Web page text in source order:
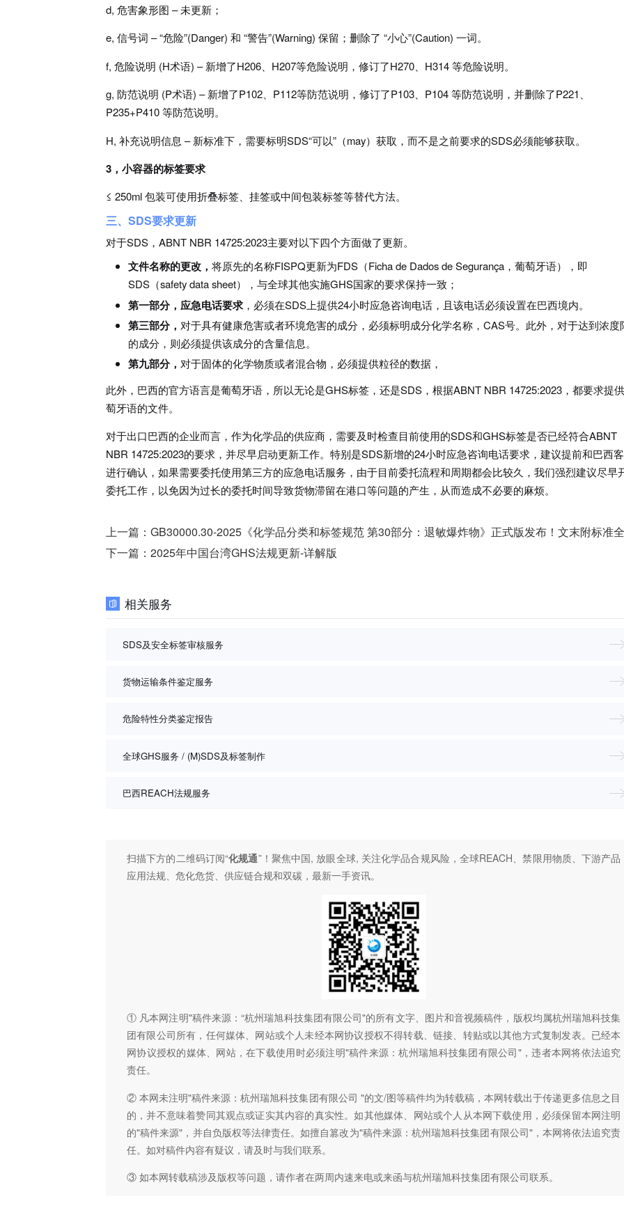
d, 危害象形图 – 未更新；
e, 信号词 – “危险”(Danger) 和 “警告”(Warning) 保留；删除了 “小心”(Caution) 一词。
f, 危险说明 (H术语) – 新增了H206、H207等危险说明，修订了H270、H314 等危险说明。
g, 防范说明 (P术语) – 新增了P102、P112等防范说明，修订了P103、P104 等防范说明，并删除了P221、
P235+P410 等防范说明。
H, 补充说明信息 – 新标准下，需要标明SDS“可以”（may）获取，而不是之前要求的SDS必须能够获取。
3，小容器的标签要求
≤ 250ml 包装可使用折叠标签、挂签或中间包装标签等替代方法。
三、 SDS要求更新
对于SDS，ABNT NBR 14725:2023主要对以下四个方面做了更新。
文件名称的更改， 将原先的名称FISPQ更新为FDS（Ficha de Dados de Segurança，葡萄牙语），即
SDS（safety data sheet），与全球其他实施GHS国家的要求保持一致；
第一部分，应急电话要求 ，必须在SDS上提供24小时应急咨询电话，且该电话必须设置在巴西境内。
第三部分， 对于具有健康危害或者环境危害的成分，必须标明成分化学名称，CAS号。此外，对于达到浓度
的成分，则必须提供该成分的含量信息。
第九部分， 对于固体的化学物质或者混合物，必须提供粒径的数据，
此外，巴西的官方语言是葡萄牙语，所以无论是GHS标签，还是SDS，根据ABNT NBR 14725:2023，都要求提
萄牙语的文件。
对于出口巴西的企业而言，作为化学品的供应商，需要及时检查目前使用的SDS和GHS标签是否已经符合ABNT
NBR 14725:2023的要求，并尽早启动更新工作。特别是SDS新增的24小时应急咨询电话要求，建议提前和巴西
进行确认，如果需要委托使用第三方的应急电话服务，由于目前委托流程和周期都会比较久，我们强烈建议尽早
委托工作，以免因为过长的委托时间导致货物滞留在港口等问题的产生，从而造成不必要的麻烦。
上一篇： GB30000.30-2025《化学品分类和标签规范 第30部分：退敏爆炸物》正式版发布！文末附标准
下一篇： 2025年中国台湾GHS法规更新-详解版
相关服务
SDS及安全标签审核服务
货物运输条件鉴定服务
危险特性分类鉴定报告
全球GHS服务 / (M)SDS及标签制作
巴西REACH法规服务
扫描下方的二维码订阅“化规通”！聚焦中国, 放眼全球, 关注化学品合规风险，全球REACH、禁限用物质、下游产品
应用法规、危化危货、供应链合规和双碳，最新一手资讯。
① 凡本网注明"稿件来源：“杭州瑞旭科技集团有限公司"的所有文字、图片和音视频稿件，版权均属杭州瑞旭科技集
团有限公司所有，任何媒体、网站或个人未经本网协议授权不得转载、链接、转贴或以其他方式复制发表。已经本
网协议授权的媒体、网站，在下载使用时必须注明"稿件来源：杭州瑞旭科技集团有限公司"，违者本网将依法追究
责任。
② 本网未注明"稿件来源：杭州瑞旭科技集团有限公司 "的文/图等稿件均为转载稿，本网转载出于传递更多信息之目
的，并不意味着赞同其观点或证实其内容的真实性。如其他媒体、网站或个人从本网下载使用，必须保留本网注明
的"稿件来源"，并自负版权等法律责任。如擅自篡改为"稿件来源：杭州瑞旭科技集团有限公司"，本网将依法追究责
任。如对稿件内容有疑议，请及时与我们联系。
③ 如本网转载稿涉及版权等问题，请作者在两周内速来电或来函与杭州瑞旭科技集团有限公司联系。